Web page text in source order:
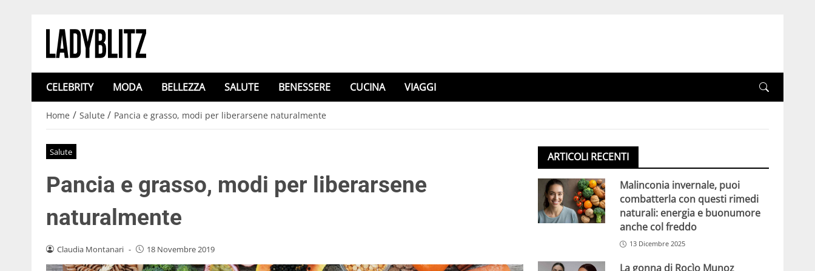
CELEBRITY MODA BELLEZZA SALUTE BENESSERE CUCINA VIAGGI
Home / Salute / Pancia e grasso, modi per liberarsene naturalmente
Salute
Pancia e grasso, modi per liberarsene
naturalmente
Claudia Montanari - 18 Novembre 2019
ARTICOLI RECENTI
Malinconia invernale, puoi
combatterla con questi rimedi
naturali: energia e buonumore
anche col freddo
13 Dicembre 2025
La gonna di Rocìo Munoz